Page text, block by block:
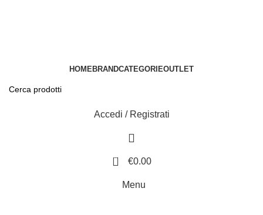
HOMEBRANDCATEGORIEOUTLET
Accedi / Registrati
0 €0.00
Menu